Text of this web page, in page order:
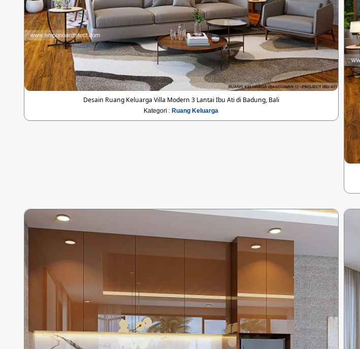
Desain Ruang Keluarga Villa Modern 3 Lantai Ibu Ati di Badung, Bali
Kategori : Ruang Keluarga